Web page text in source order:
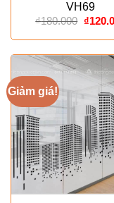
VH69
₫180.000 Giá
là:
₫
Giảm giá!